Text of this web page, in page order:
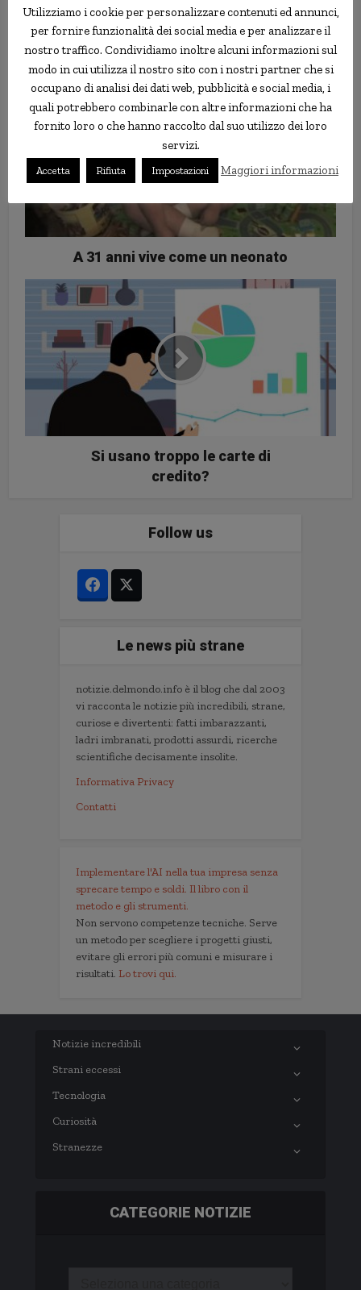
egovernment risparmio spesa pubblica tecnologia
A 31 anni vive come un neonato
Si usano troppo le carte di
credito?
Follow us
Le news più strane
notizie.delmondo.info è il blog che dal 2003
vi racconta le notizie più incredibili, strane,
curiose e divertenti: fatti imbarazzanti,
ladri imbranati, prodotti assurdi, ricerche
scientifiche decisamente insolite.
Informativa Privacy
Contatti
Implementare l'AI nella tua impresa senza
sprecare tempo e soldi. Il libro con il
metodo e gli strumenti.
Non servono competenze tecniche. Serve
un metodo per scegliere i progetti giusti,
evitare gli errori più comuni e misurare i
risultati. Lo trovi qui.
Notizie incredibili
Strani eccessi
Tecnologia
Curiosità
Stranezze
CATEGORIE NOTIZIE
Utilizziamo i cookie per personalizzare contenuti ed annunci,
per fornire funzionalità dei social media e per analizzare il
nostro traffico. Condividiamo inoltre alcuni informazioni sul
modo in cui utilizza il nostro sito con i nostri partner che si
occupano di analisi dei dati web, pubblicità e social media, i
quali potrebbero combinarle con altre informazioni che ha
fornito loro o che hanno raccolto dal suo utilizzo dei loro
servizi.
Accetta Rifiuta Impostazioni Maggiori informazioni